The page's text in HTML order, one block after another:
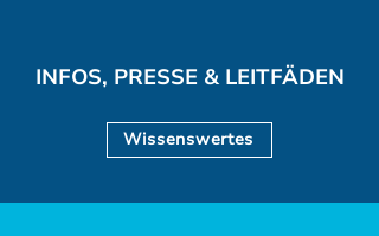
INFOS, PRESSE & LEITFÄDEN
Wissenswertes